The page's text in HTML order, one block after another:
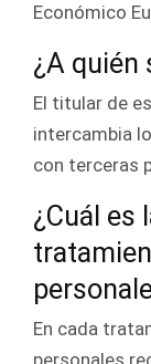
Económico
¿A quién
El titular de
intercambia
con terceras
¿Cuál es
En cada